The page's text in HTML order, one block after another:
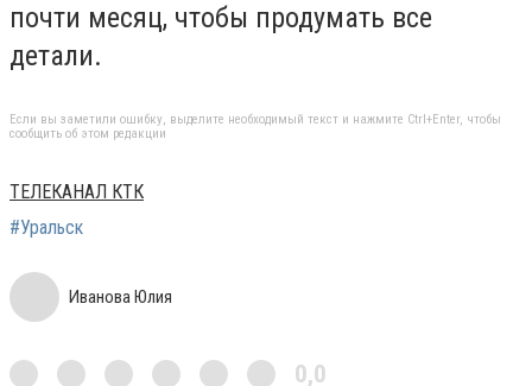
почти месяц, чтобы продумать все
детали.
Если вы заметили ошибку, выделите необходимый текст и нажмите Ctrl+Enter, чтобы
сообщить об этом редакции
ТЕЛЕКАНАЛ КТК
#Уральск
Иванова Юлия
0,0